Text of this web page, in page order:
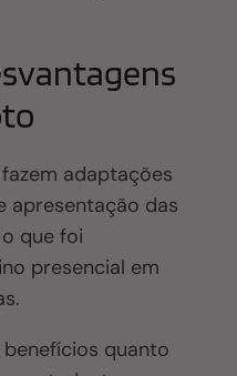
adaptações
apresentação das
que foi
presencial em
quanto